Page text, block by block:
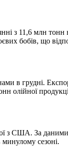
з 11,6 млн
бобів, що
в грудні.
олійної
з США. За
сезоні.